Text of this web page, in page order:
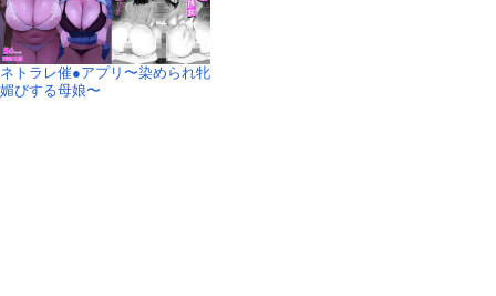
ネトラレ催●アプリ〜染められ牝
媚びする母娘〜